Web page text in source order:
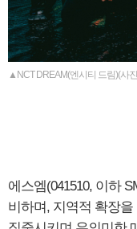
▲NCT DREAM(엔시티 드림)(사
에스엠(041510, 이하
비하며, 지역적 확장